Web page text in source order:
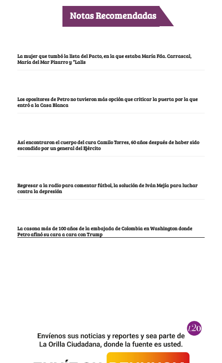
Notas Recomendadas
La mujer que tumbó la lista del Pacto, en la que estaba María Fda. Carrascal,
María del Mar Pizarro y “Lalis
Los opositores de Petro no tuvieron más opción que criticar la puerta por la que
entró a la Casa Blanca
Así encontraron el cuerpo del cura Camilo Torres, 60 años después de haber sido
escondido por un general del Ejército
Regresar a la radio para comentar fútbol, la solución de Iván Mejía para luchar
contra la depresión
La casona más de 100 años de la embajada de Colombia en Washington donde
Petro afinó su cara a cara con Trump